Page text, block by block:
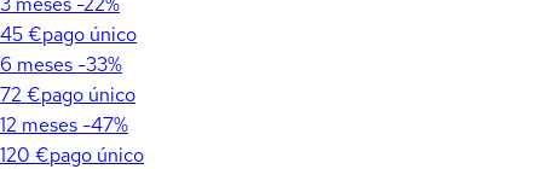
45 €pago único
6 meses -33%
72 €pago único
12 meses -47%
120 €pago único